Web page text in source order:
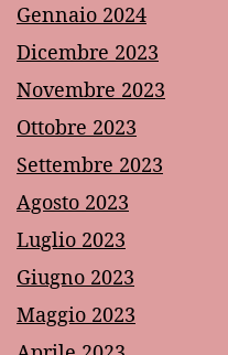
Gennaio 2024
Dicembre 2023
Novembre 2023
Ottobre 2023
Settembre 2023
Agosto 2023
Luglio 2023
Giugno 2023
Maggio 2023